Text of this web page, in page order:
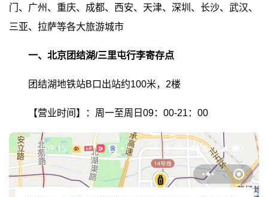
门、广州、重庆、成都、西安、天津、深圳、长沙、武汉、
三亚、拉萨等各大旅游城市
一、北京团结湖/三里屯行李寄存点
团结湖地铁站B口出站约100米，2楼
【营业时间】：周一至周日09：00-21：00